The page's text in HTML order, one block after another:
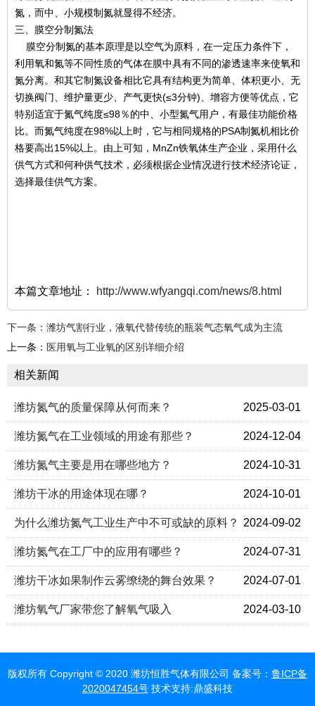
氮，而中、小规模制氮就显得不经济。
三、膜空分制氮法
膜空分制氮的基本原理是以空气为原料，在一定压力条件下，
利用氧和氮等不同性质的气体在膜中具有不同的渗透速率来使氧和
氮分离。和其它制氮设备相比它具有结构更为简单、体积更小、无
切换阀门、维护量更少、产气更快(≤3分钟)、增容方便等优点，它
特别适宜于氮气纯度≤98％的中、小型氮气用户，有最佳功能价格
比。而氮气纯度在98%以上时，它与相同规格的PSA制氮机相比价
格要高出15%以上。由上可知，MnZn铁氧体生产企业，采用什么
供气方式和何种供气技术，必须根据企业情况进行技术经济论证，
选择最佳供气方案。
本篇文章地址： http://www.wfyangqi.com/news/8.html
下一条： 潍坊气割行业，液氧代替传统的瓶装气态氧气成为主流
上一条： 医用氧与工业氧的区别详细介绍
相关新闻
潍坊氮气的质量保障从何而来？ 2025-03-01
潍坊氮气在工业领域的用途有那些？ 2024-12-04
潍坊氮气主要是用在哪些地方？ 2024-10-31
潍坊干冰的用途体现在哪？ 2024-10-01
为什么潍坊氮气工业生产中不可或缺的原料？ 2024-09-02
潍坊氮气在工厂中的应用有哪些？ 2024-07-31
潍坊干冰如果制作云雾缭绕的舞台效果？ 2024-07-01
潍坊氧气厂家带您了解氧气吸入 2024-03-10
版权所有 Copyright © 2020 潍坊恒胜气体有限公司 备案号： 鲁ICP备
2020047454号 技术支持:鼎盛科技